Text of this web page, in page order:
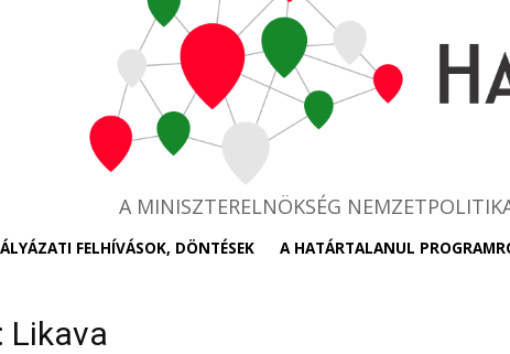
A MINISZTERELNÖKSÉG
FELHÍVÁSOK, DÖNTÉSEK A HATÁRTALANUL
Likava